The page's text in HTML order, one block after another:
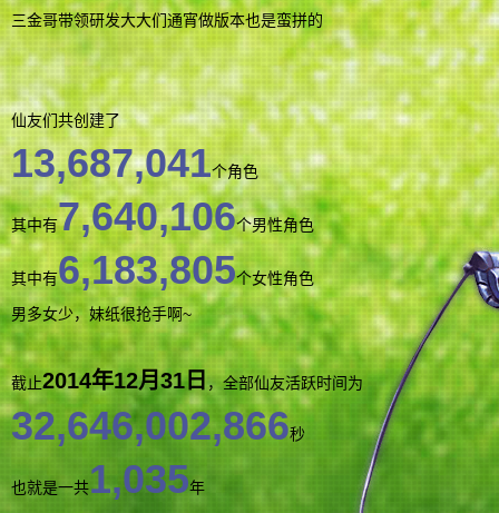
三金哥带领研发大大们通宵做版本也是蛮拼的
仙友们共创建了
13,687,041个角色
其中有7,640,106个男性角色
其中有6,183,805个女性角色
男多女少，妹纸很抢手啊~
截止2014年12月31日 ，全部仙友活跃时间为
32,646,002,866秒
也就是一共1,035年